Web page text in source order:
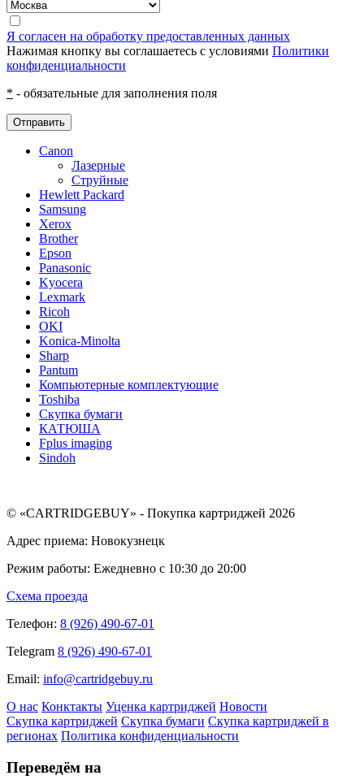
Я согласен на обработку предоставленных данных
Нажимая кнопку вы соглашаетесь с условиями Политики
конфиденциальности
* - обязательные для заполнения поля
Отправить
Canon
Лазерные
Струйные
Hewlett Packard
Samsung
Xerox
Brother
Epson
Panasonic
Kyocera
Lexmark
Ricoh
OKI
Konica-Minolta
Sharp
Pantum
Компьютерные комплектующие
Toshiba
Скупка бумаги
КАТЮША
Fplus imaging
Sindoh
© «CARTRIDGEBUY» - Покупка картриджей 2026
Адрес приема: Новокузнецк
Режим работы: Ежедневно с 10:30 до 20:00
Схема проезда
Телефон: 8 (926) 490-67-01
Telegram 8 (926) 490-67-01
Email: info@cartridgebuy.ru
О нас Конктакты Уценка картриджей Новости
Скупка картриджей Скупка бумаги Скупка картриджей в
регионах Политика конфиденциальности
Переведём на